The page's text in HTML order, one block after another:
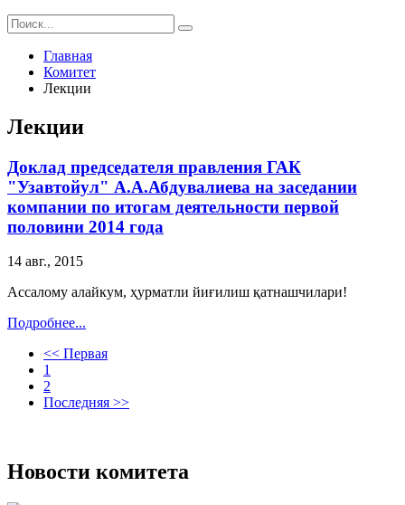
Главная
Комитет
Лекции
Лекции
Доклад председателя правления ГАК
"Узавтойул" А.А.Абдувалиева на заседании
компании по итогам деятельности первой
половини 2014 года
14 авг., 2015
Ассалому алайкум, ҳурматли йиғилиш қатнашчилари!
Подробнее...
<< Первая
1
2
Последняя >>
Новости комитета